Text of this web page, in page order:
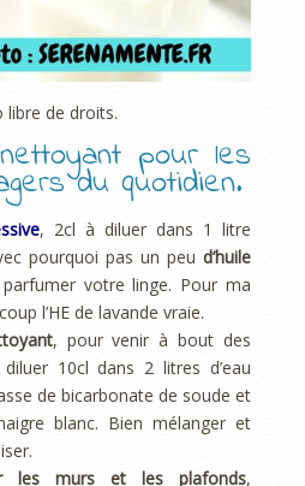
libre de droits.
pour les
du quotidien.
, 2cl à diluer dans 1 litre
pourquoi pas un peu d’huile
votre linge. Pour ma
l’HE de lavande vraie.
, pour venir à bout des
10cl dans 2 litres d’eau
de bicarbonate de soude et
blanc. Bien mélanger et
les murs et les plafonds,